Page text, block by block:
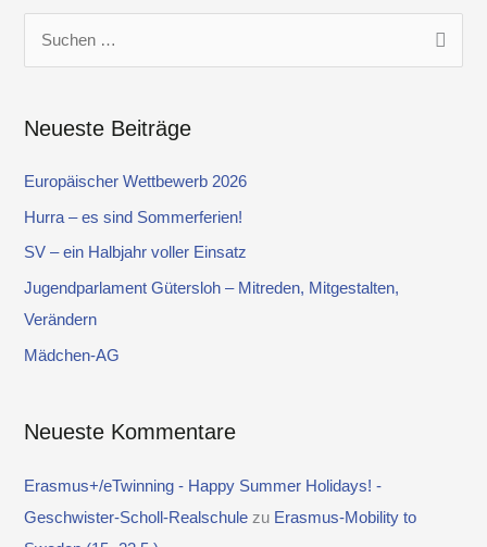
h
e
c
h
:
Neueste Beiträge
Europäischer Wettbewerb 2026
Hurra – es sind Sommerferien!
SV – ein Halbjahr voller Einsatz
Jugendparlament Gütersloh – Mitreden, Mitgestalten,
Verändern
Mädchen-AG
Neueste Kommentare
Erasmus+/eTwinning - Happy Summer Holidays! -
Geschwister-Scholl-Realschule zu Erasmus-Mobility to